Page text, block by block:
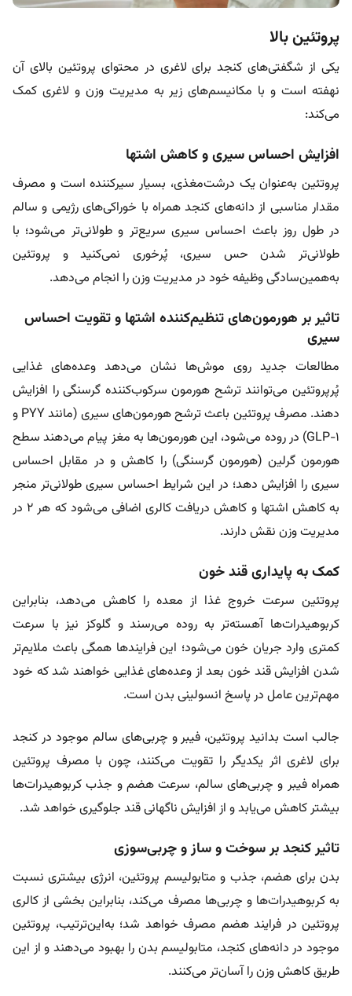
پروتئین بالا
یکی از شگفتی‌های کنجد برای لاغری در محتوای پروتئین بالای آن
نهفته است و با مکانیسم‌های زیر به مدیریت وزن و لاغری کمک
می‌کند:
افزایش احساس سیری و کاهش اشتها
پروتئین به‌عنوان یک درشت‌مغذی، بسیار سیرکننده است و مصرف
مقدار مناسبی از دانه‌های کنجد همراه با خوراکی‌های رژیمی و سالم
در طول روز باعث احساس سیری سریع‌تر و طولانی‌تر می‌شود؛ با
طولانی‌تر شدن حس سیری، پُرخوری نمی‌کنید و پروتئین
به‌همین‌سادگی وظیفه خود در مدیریت وزن را انجام می‌دهد.
تاثیر بر هورمون‌های تنظیم‌کننده اشتها و تقویت احساس
سیری
مطالعات جدید روی موش‌ها نشان می‌دهد وعده‌های غذایی
پُرپروتئین می‌توانند ترشح هورمون سرکوب‌کننده گرسنگی را افزایش
دهند. مصرف پروتئین باعث ترشح هورمون‌های سیری (مانند PYY و
GLP-1) در روده می‌شود، این هورمون‌ها به مغز پیام می‌دهند سطح
هورمون گرلین (هورمون گرسنگی) را کاهش و در مقابل احساس
سیری را افزایش دهد؛ در این شرایط احساس سیری طولانی‌تر منجر
به کاهش اشتها و کاهش دریافت کالری اضافی می‌شود که هر ۲ در
مدیریت وزن نقش دارند.
کمک به پایداری قند خون
پروتئین سرعت خروج غذا از معده را کاهش می‌دهد، بنابراین
کربوهیدرات‌ها آهسته‌تر به روده می‌رسند و گلوکز نیز با سرعت
کمتری وارد جریان خون می‌شود؛ این فرایندها همگی باعث ملایم‌تر
شدن افزایش قند خون بعد از وعده‌های غذایی خواهند شد که خود
مهم‌ترین عامل در پاسخ انسولینی بدن است.
جالب است بدانید پروتئین، فیبر و چربی‌های سالم موجود در کنجد
برای لاغری اثر یکدیگر را تقویت می‌کنند، چون با مصرف پروتئین
همراه فیبر و چربی‌های سالم، سرعت هضم و جذب کربوهیدرات‌ها
بیشتر کاهش می‌یابد و از افزایش ناگهانی قند جلوگیری خواهد شد.
تاثیر کنجد بر سوخت و ساز و چربی‌سوزی
بدن برای هضم، جذب و متابولیسم پروتئین، انرژی بیشتری نسبت
به کربوهیدرات‌ها و چربی‌ها مصرف می‌کند، بنابراین بخشی از کالری
پروتئین در فرایند هضم مصرف خواهد شد؛ به‌این‌ترتیب، پروتئین
موجود در دانه‌های کنجد، متابولیسم بدن را بهبود می‌دهند و از این
طریق کاهش وزن را آسان‌تر می‌کنند.